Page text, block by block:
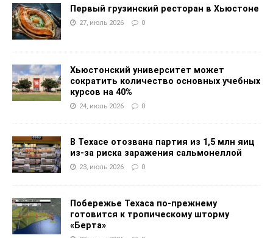
Первый грузинский ресторан в Хьюстоне
27, июль 2026 0
Хьюстонский университет может
сократить количество основных учебных
курсов на 40%
24, июль 2026 0
В Техасе отозвана партия из 1,5 млн яиц
из-за риска заражения сальмонеллой
23, июль 2026 0
Побережье Техаса по-прежнему
готовится к тропическому шторму
«Берта»